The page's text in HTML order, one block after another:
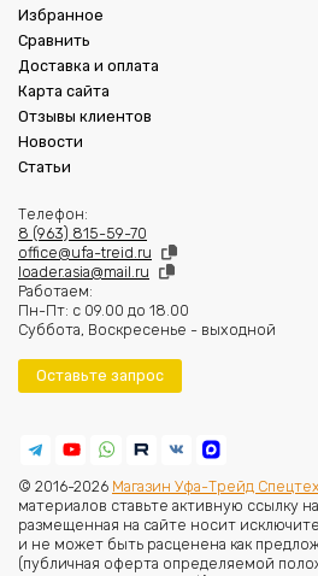
Избранное
Сравнить
Доставка и оплата
Карта сайта
Отзывы клиентов
Новости
Статьи
Телефон:
8 (963) 815-59-70
office@ufa-treid.ru
loader.asia@mail.ru
Работаем:
Пн-Пт: с 09.00 до 18.00
Суббота, Воскресенье - выходной
Оставьте запрос
© 2016-2026 Магазин Уфа-Трейд
материалов ставьте активную ссылку
размещенная на сайте носит
и не может быть расценена как
(публичная оферта определяемой